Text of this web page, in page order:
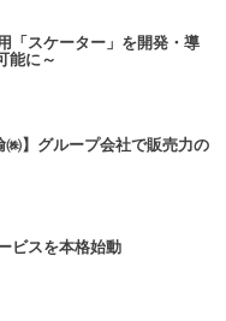
「スケーター」を開発・導
能に～
㈱】グループ会社で販売力の
ビスを本格始動